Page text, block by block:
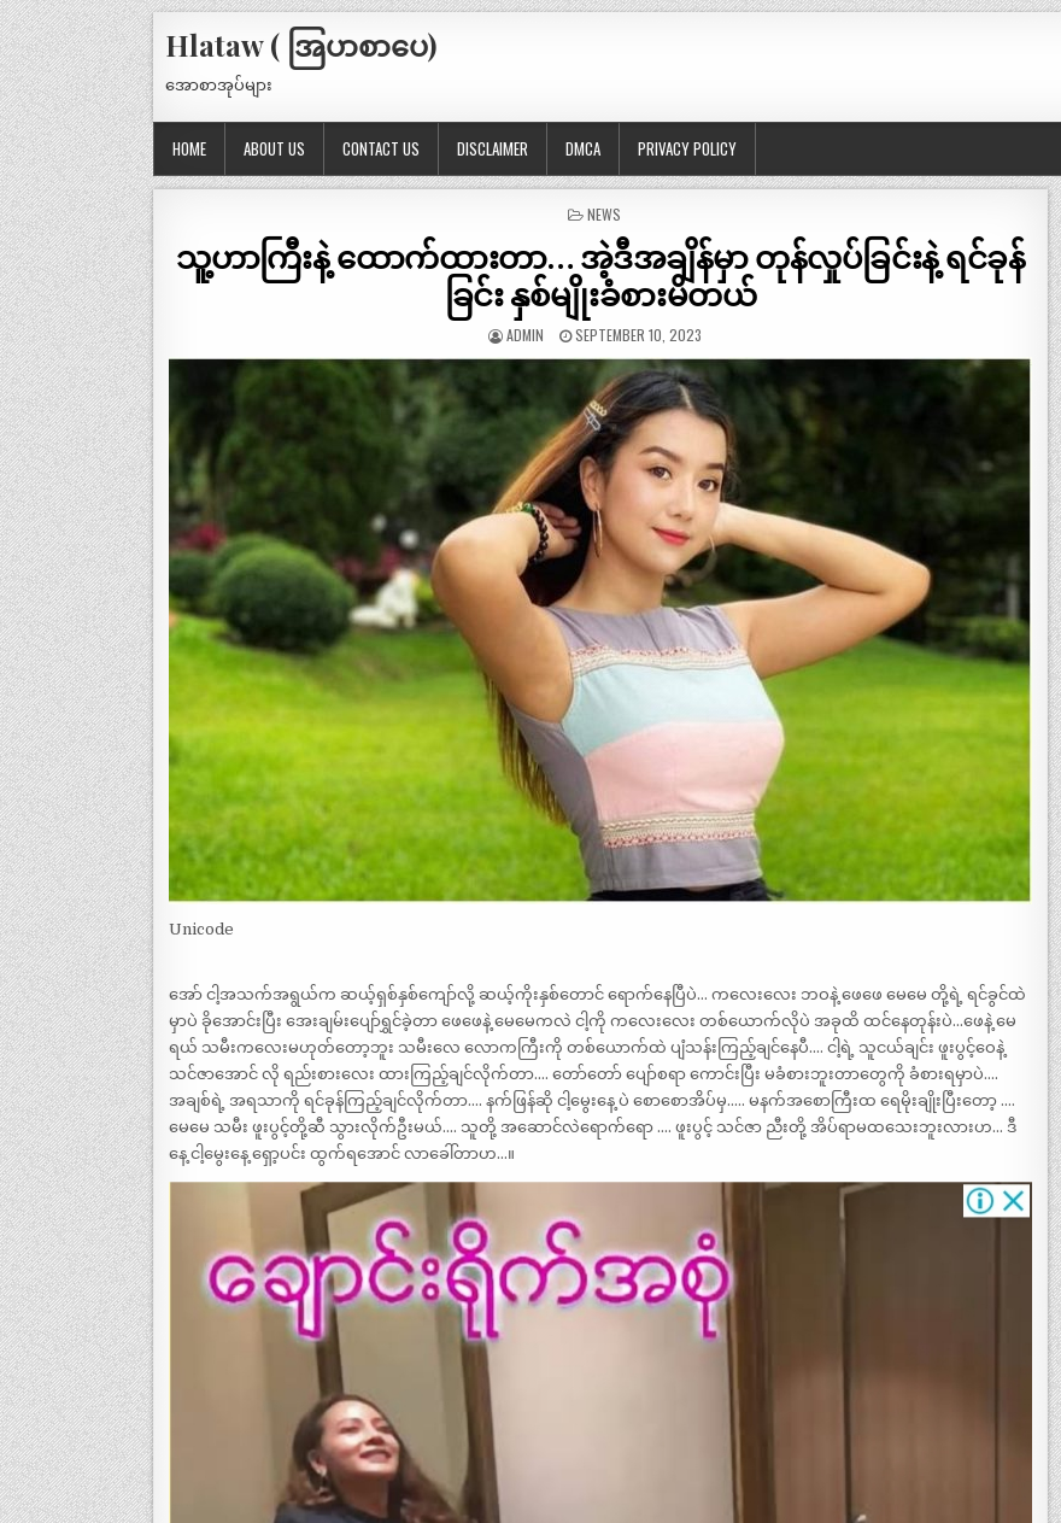
Hlataw ( အြပာစာပေ)
အောစာအုပ်များ
HOME ABOUT US CONTACT US DISCLAIMER DMCA PRIVACY POLICY
POSTED
NEWS
သူ့ဟာကြီးနဲ့ ထောက်ထားတာ… အဲ့ဒီအချိန်မှာ တုန်လှုပ်ခြင်းနဲ့ ရင်ခုန်
ခြင်း နှစ်မျိုးခံစားမိတယ်
ADMIN SEPTEMBER 10, 2023
Unicode
အော် ငါ့အသက်အရွယ်က ဆယ့်ရှစ်နှစ်ကျော်လို့ ဆယ့်ကိုးနှစ်တောင် ရောက်နေပြီပဲ… ကလေးလေး ဘဝနဲ့ ဖေဖေ မေမေ တို့ရဲ့ ရင်ခွင်ထဲ
မှာပဲ ခိုအောင်းပြီး အေးချမ်းပျော်ရွှင်ခဲ့တာ ဖေဖေနဲ့ မေမေကလဲ ငါ့ကို ကလေးလေး တစ်ယောက်လိုပဲ အခုထိ ထင်နေတုန်းပဲ…ဖေနဲ့ မေ
ရယ် သမီးကလေးမဟုတ်တော့ဘူး သမီးလေ လောကကြီးကို တစ်ယောက်ထဲ ပျံသန်းကြည့်ချင်နေပီ…. ငါ့ရဲ့ သူငယ်ချင်း ဖူးပွင့်ဝေနဲ့
သင်ဇာအောင် လို ရည်းစားလေး ထားကြည့်ချင်လိုက်တာ…. တော်တော် ပျော်စရာ ကောင်းပြီး မခံစားဘူးတာတွေကို ခံစားရမှာပဲ….
အချစ်ရဲ့ အရသာကို ရင်ခုန်ကြည့်ချင်လိုက်တာ…. နက်ဖြန်ဆို ငါ့မွေးနေ့ ပဲ စောစောအိပ်မှ….. မနက်အစောကြီးထ ရေမိုးချိုးပြီးတော့ ….
မေမေ သမီး ဖူးပွင့်တို့ဆီ သွားလိုက်ဦးမယ်…. သူတို့ အဆောင်လဲရောက်ရော …. ဖူးပွင့် သင်ဇာ ညီးတို့ အိပ်ရာမထသေးဘူးလားဟ… ဒီ
နေ့ ငါ့မွေးနေ့ ရှော့ပင်း ထွက်ရအောင် လာခေါ်တာဟ…။